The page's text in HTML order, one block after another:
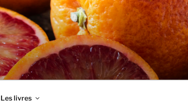
Les livres